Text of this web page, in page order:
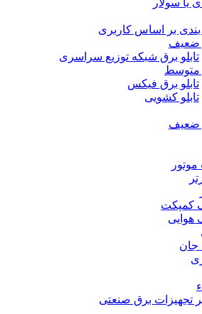
یا سولار
بر اساس کاربری
ضعیف
تابلو برق شبکه توزیع سراسری
متوسط
تابلو برق فیکس
تابلو کشویی
ضعیف
کمپکت
هوایی
جان
تجهیزات برق صنعتی